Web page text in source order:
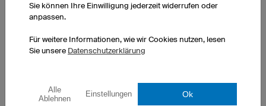
Valley Way
Sie können Ihre Einwilligung jederzeit widerrufen oder
anpassen.
Für weitere Informationen, wie wir Cookies nutzen, lesen
Sie unsere Datenschutzerklärung
Alle
Ablehnen
Einstellungen Ok